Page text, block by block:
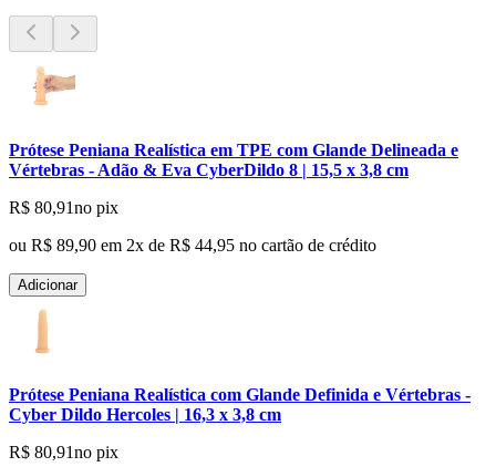
Prótese Peniana Realística em TPE com Glande Delineada e
Vértebras - Adão & Eva CyberDildo 8 | 15,5 x 3,8 cm
R$ 80,91no pix
ou R$ 89,90 em 2x de R$ 44,95 no cartão de crédito
Adicionar
Prótese Peniana Realística com Glande Definida e Vértebras -
Cyber Dildo Hercoles | 16,3 x 3,8 cm
R$ 80,91no pix